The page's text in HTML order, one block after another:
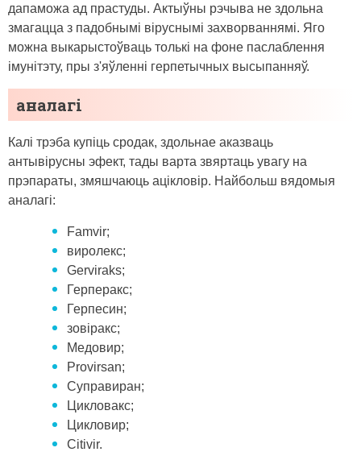
дапаможа ад прастуды. Актыўны рэчыва не здольна
змагацца з падобнымі віруснымі захворваннямі. Яго
можна выкарыстоўваць толькі на фоне паслаблення
імунітэту, пры з'яўленні герпетычных высыпанняў.
аналагі
Калі трэба купіць сродак, здольнае аказваць
антывірусны эфект, тады варта звяртаць увагу на
прэпараты, змяшчаюць ацікловір. Найбольш вядомыя
аналагі:
Famvir;
виролекс;
Gerviraks;
Герперакс;
Герпесин;
зовіракс;
Медовир;
Provirsan;
Суправиран;
Цикловакс;
Цикловир;
Citivir.